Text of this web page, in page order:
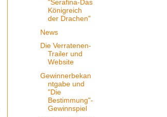
"Serafina-Das
Königreich
der Drachen"
News
Die Verratenen-
Trailer und
Website
Gewinnerbekan
ntgabe und
"Die
Bestimmung"-
Gewinnspiel